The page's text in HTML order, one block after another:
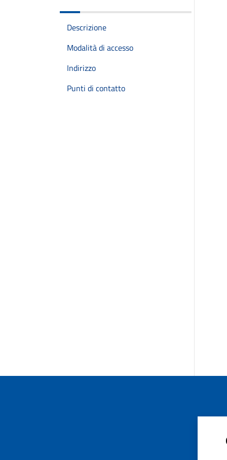
Descrizione
Modalità di accesso
Indirizzo
Punti di contatto